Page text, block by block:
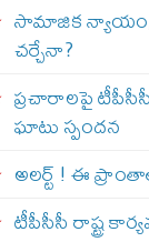
సామాజిక
చర్చేనా?
ప్రచారాలపై
ఘాటు స్పందన
అల‌ర్ట్ ! ఈ
టీపీసీసీ రాష్ట్ర